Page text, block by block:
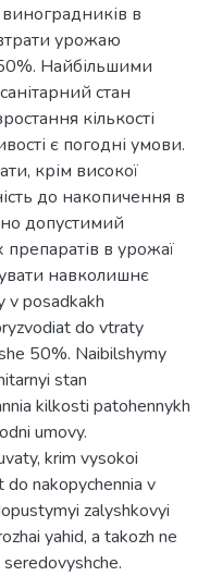
в
урожаю
Найбільшими
стан
кількості
є погодні умови.
крім високої
до накопичення в
допустимий
в урожаї
навколишнє
v posadkakh
do vtraty
50%. Naibilshymy
stan
kilkosti patohennykh
umovy.
krim vysokoi
nakopychennia v
zalyshkovyi
yahid, a takozh ne